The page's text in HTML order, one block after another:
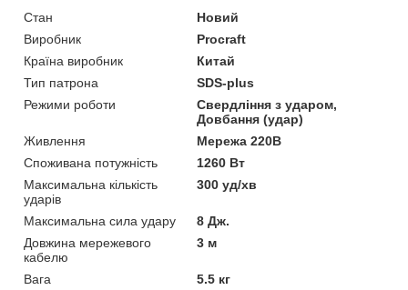
Стан
Новий
Виробник
Procraft
Країна виробник
Китай
Тип патрона
SDS-plus
Режими роботи
Свердління з ударом,
Довбання (удар)
Живлення
Мережа 220В
Споживана потужність
1260 Вт
Максимальна кількість
ударів
300 уд/хв
Максимальна сила удару
8 Дж.
Довжина мережевого
кабелю
3 м
Вага 5.5 кг